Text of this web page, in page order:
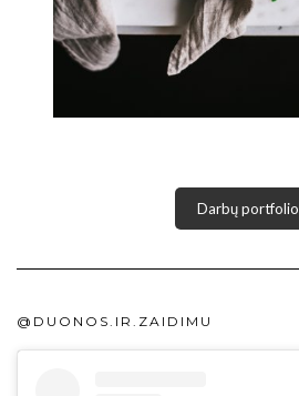
Darbų portfolio
@DUONOS.IR.ZAIDIMU